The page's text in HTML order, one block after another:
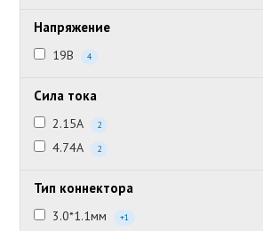
Напряжение
19В 4
Сила тока
2.15А 2
4.74А 2
Тип коннектора
3.0*1.1мм +1